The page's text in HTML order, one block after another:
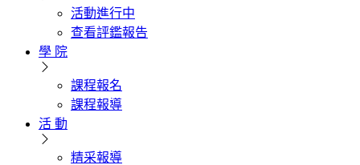
活動進行中
查看評鑑報告
學 院
課程報名
課程報導
活 動
精采報導